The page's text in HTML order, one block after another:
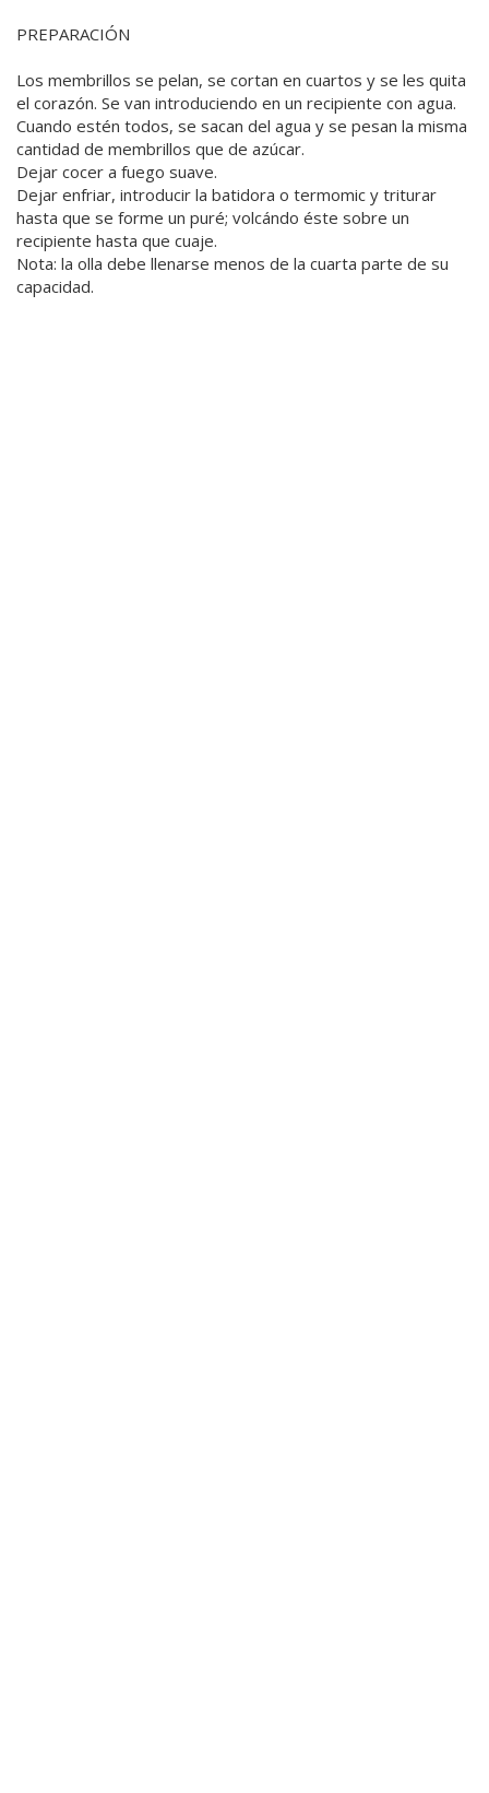
PREPARACIÓN
Los membrillos se pelan, se cortan en cuartos y se les quita
el corazón. Se van introduciendo en un recipiente con agua.
Cuando estén todos, se sacan del agua y se pesan la misma
cantidad de membrillos que de azúcar.
Dejar cocer a fuego suave.
Dejar enfriar, introducir la batidora o termomic y triturar
hasta que se forme un puré; volcándo éste sobre un
recipiente hasta que cuaje.
Nota: la olla debe llenarse menos de la cuarta parte de su
capacidad.